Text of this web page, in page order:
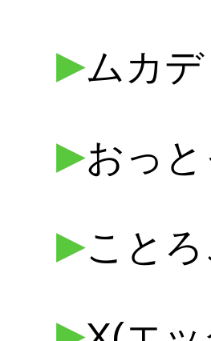
▶ムカ
▶おっと
▶こと